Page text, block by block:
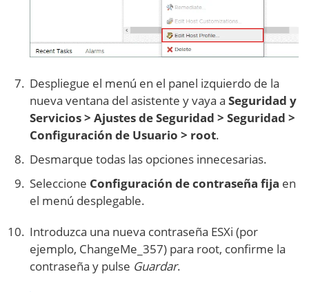
Despliegue el menú en el panel izquierdo de la
nueva ventana del asistente y vaya a Seguridad y
Servicios > Ajustes de Seguridad > Seguridad >
Configuración de Usuario > root.
Desmarque todas las opciones innecesarias.
Seleccione Configuración de contraseña fija en
el menú desplegable.
Introduzca una nueva contraseña ESXi (por
ejemplo, ChangeMe_357) para root, confirme la
contraseña y pulse Guardar.